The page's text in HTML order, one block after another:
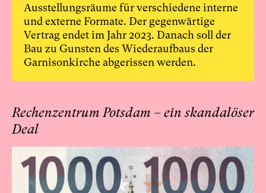
Ausstellungsräume für verschiedene interne
und externe Formate. Der gegenwärtige
Vertrag endet im Jahr 2023. Danach soll der
Bau zu Gunsten des Wiederaufbaus der
Garnisonkirche abgerissen werden.
Rechenzentrum Potsdam – ein skandalöser
Deal